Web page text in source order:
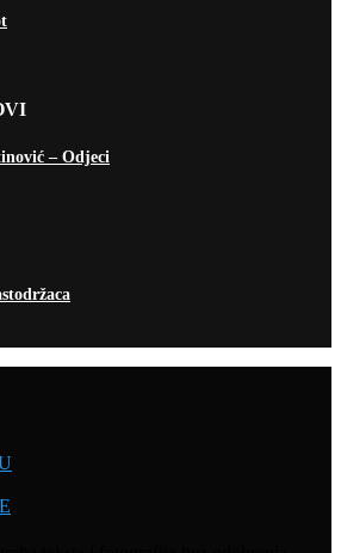
– Odjeci